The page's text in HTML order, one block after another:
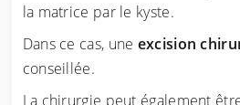
la matrice par le kyste.
Dans ce cas, une excision
conseillée.
La chirurgie peut également